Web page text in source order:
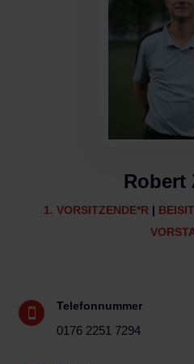
Robert
1. VORSITZENDE*R |

Telefonnummer
0176 2251 7294